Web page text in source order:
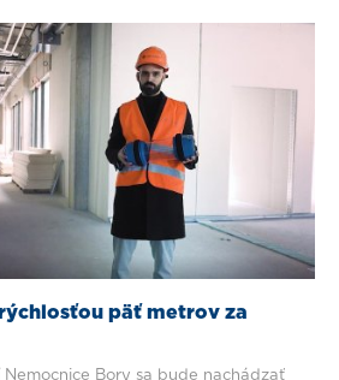
päť metrov za
Bory sa bude nachádzať